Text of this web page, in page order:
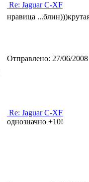
Re: Jaguar C-XF
нравица
Отправлено: 27/06/
Re: Jaguar C-XF
однозначно +10!